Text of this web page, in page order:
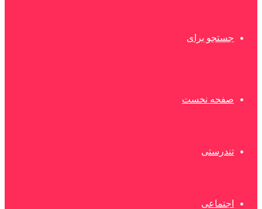
جستجو برای
صفحه نخست
تندرستی
اجتماعی